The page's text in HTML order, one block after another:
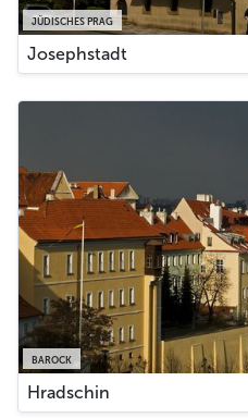
JÜDISCHES PRAG
Josephstadt
BAROCK
Hradschin